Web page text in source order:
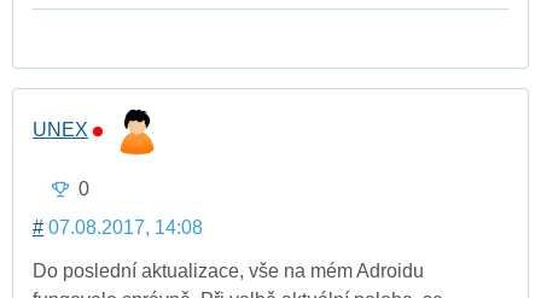
UNEX
0
# 07.08.2017, 14:08
Do poslední aktualizace, vše na mém Adroidu